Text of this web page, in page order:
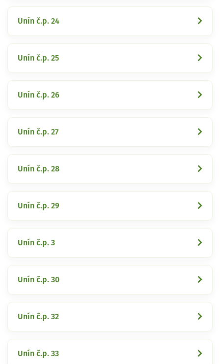
Unín č.p. 24
Unín č.p. 25
Unín č.p. 26
Unín č.p. 27
Unín č.p. 28
Unín č.p. 29
Unín č.p. 3
Unín č.p. 30
Unín č.p. 32
Unín č.p. 33